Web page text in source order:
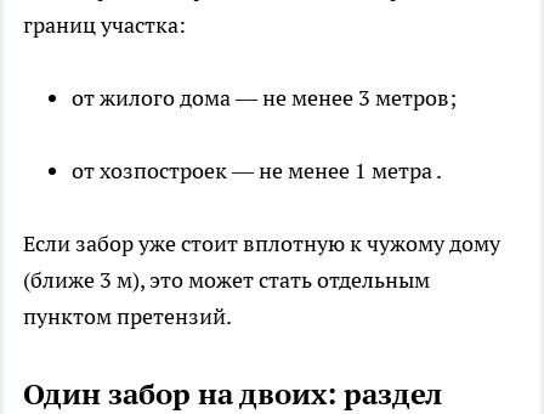
границ участка:
от жилого дома — не менее 3 метров;
от хозпостроек — не менее 1 метра .
Если забор уже стоит вплотную к чужому дому
(ближе 3 м), это может стать отдельным
пунктом претензий.
Один забор на двоих: раздел